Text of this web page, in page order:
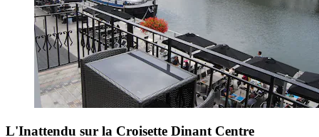
L'Inattendu sur la Croisette Dinant Centre